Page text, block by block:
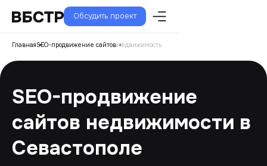
Обсудить проект
ГлавнаяSEO-продвижение сайтовНедвижимость
SEO-продвижение
сайтов недвижимости в
Севастополе